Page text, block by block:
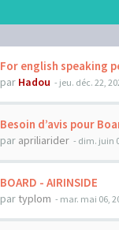
For english speaking
par Hadou - jeu. déc. 22,
Besoin d’avis pour
par apriliarider - dim. juin
BOARD - AIRINSIDE
par typlom - mar. mai 06,